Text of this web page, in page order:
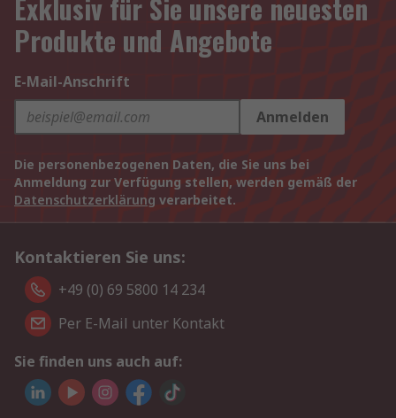
Exklusiv für Sie unsere neuesten
Produkte und Angebote
E-Mail-Anschrift
Anmelden
Die personenbezogenen Daten, die Sie uns bei
Anmeldung zur Verfügung stellen, werden gemäß der
Datenschutzerklärung verarbeitet.
Kontaktieren Sie uns:
+49 (0) 69 5800 14 234
Per E-Mail unter Kontakt
Sie finden uns auch auf: